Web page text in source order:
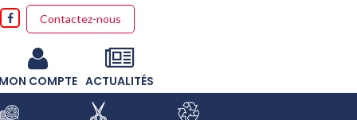
Contactez-nous
COMPTE ACTUALITÉS